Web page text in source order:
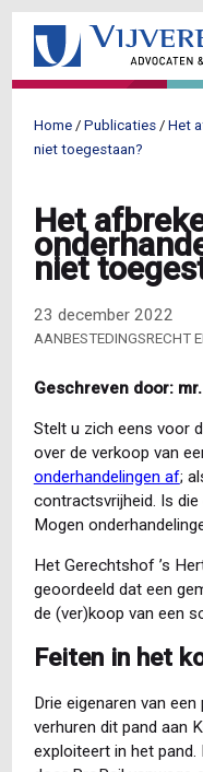
Overslaan
de
gaanKruimelpad
Home Publicaties
Het
niet toegestaan?
Het
niet
23 december 2022
AANBESTEDINGSRECHT
Geschreven door:
Stelt u zich eens voor
over de verkoop van
onderhandelingen af;
contractsvrijheid. Is
Mogen
Het Gerechtshof ’s
geoordeeld dat een
de (ver)koop van een
Feiten in het
Drie eigenaren van
verhuren dit pand aan
exploiteert in het